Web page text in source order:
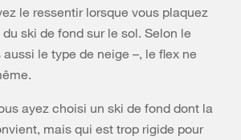
le ressentir lorsque vous plaquez
ski de fond sur le sol. Selon le
le type de neige –, le flex ne
ayez choisi un ski de fond dont la
mais qui est trop rigide pour